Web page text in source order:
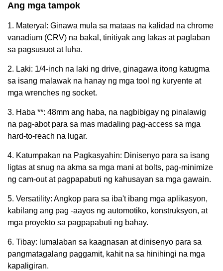
Ang mga tampok
1. Materyal: Ginawa mula sa mataas na kalidad na chrome
vanadium (CRV) na bakal, tinitiyak ang lakas at paglaban
sa pagsusuot at luha.
2. Laki: 1/4-inch na laki ng drive, ginagawa itong katugma
sa isang malawak na hanay ng mga tool ng kuryente at
mga wrenches ng socket.
3. Haba **: 48mm ang haba, na nagbibigay ng pinalawig
na pag-abot para sa mas madaling pag-access sa mga
hard-to-reach na lugar.
4. Katumpakan na Pagkasyahin: Dinisenyo para sa isang
ligtas at snug na akma sa mga mani at bolts, pag-minimize
ng cam-out at pagpapabuti ng kahusayan sa mga gawain.
5. Versatility: Angkop para sa iba't ibang mga aplikasyon,
kabilang ang pag -aayos ng automotiko, konstruksyon, at
mga proyekto sa pagpapabuti ng bahay.
6. Tibay: lumalaban sa kaagnasan at dinisenyo para sa
pangmatagalang paggamit, kahit na sa hinihingi na mga
kapaligiran.